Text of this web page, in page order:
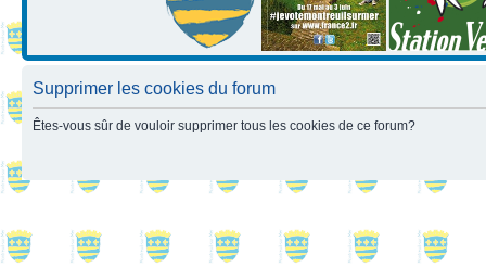
Supprimer les cookies du forum
Êtes-vous sûr de vouloir supprimer tous les cookies de ce forum?